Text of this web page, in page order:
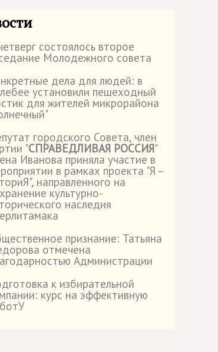
состоялось второе
Молодежного совета
дела для людей: в
установили пешеходный
для жителей микрорайона
городского Совета, член
"СПРАВЕДЛИВАЯ РОССИЯ"
Иванова приняла участие в
в рамках проекта "Я –
направленного на
культурно-
наследия
признание: Татьяна
отмечена
Администрации
к избирательной
курс на эффективную